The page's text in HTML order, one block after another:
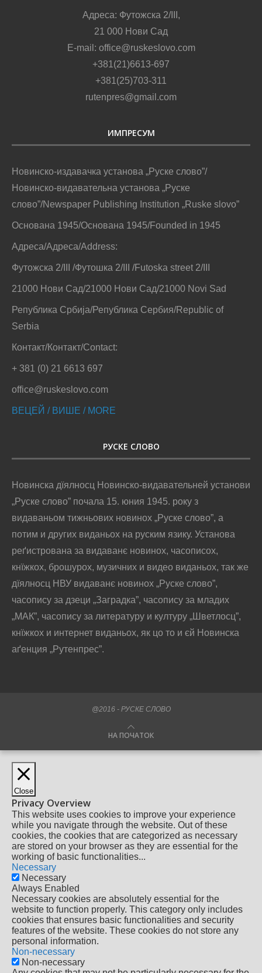
Адреса: Футожска 2/III,
21 000 Нови Сад
E-mail: office@ruskeslovo.com
+381(21)6613-697
+381(25)703-311
rutenpres@gmail.com
ИМПРЕСУМ
Новинско-издавачка установа „Руске слово”/
Новинско-видавательна установа „Руске
слово”/Newspaper Publishing Institution „Ruske slovo”
Основана 1945/Основана 1945/Founded in 1945
Адреса/Адреса/Address:
Футожска 2/III /Футошка 2/III /Futoska street 2/III
21000 Нови Сад/21000 Нови Сад/21000 Novi Sad
Република Србија/Република Сербия/Republic of
Serbia
Контакт/Контакт/Contact:
+ 381 (0) 21 6613 697
office@ruskeslovo.com
ВЕЦЕЙ / ВИШЕ / MORE
РУСКЕ СЛОВО
Новинска дїялносц Новинско-видавательней установи
„Руске слово” почала 15. юния 1945. року з
видаваньом тижньових новинох „Руске слово”, а
потим и других виданьох на руским язику. Установа
реґистрована за видаванє новинох, часописох,
кнїжкох, брошурох, музичних и видео виданьох, так же
дїялносц НВУ видаванє новинох „Руске слово”,
часопису за дзеци „Заградка”, часопису за младих
„МАК”, часопису за литературу и културу „Шветлосц”,
кнїжкох и интернет виданьох, як цо то и єй Новинска
аґенция „Рутенпрес”.
@2016 - РУСКЕ СЛОВО
НА ПОЧАТОК
Close
Privacy Overview
This website uses cookies to improve your experience
while you navigate through the website. Out of these
cookies, the cookies that are categorized as necessary
are stored on your browser as they are essential for the
working of basic functionalities...
Necessary
Necessary
Always Enabled
Necessary cookies are absolutely essential for the
website to function properly. This category only includes
cookies that ensures basic functionalities and security
features of the website. These cookies do not store any
personal information.
Non-necessary
Non-necessary